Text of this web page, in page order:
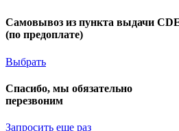
Самовывоз из пункта выдачи
(по предоплате)
Выбрать
Спасибо, мы обязательно
перезвоним
Запросить еще раз